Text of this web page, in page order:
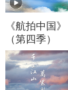
《航拍中国》
（第四季）